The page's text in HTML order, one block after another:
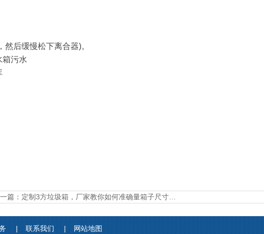
后缓慢松下离合器)。
箱污水
篇： 定制3方垃圾箱，厂家教你如何准确量箱子尺寸…
| 联系我们 | 网站地图